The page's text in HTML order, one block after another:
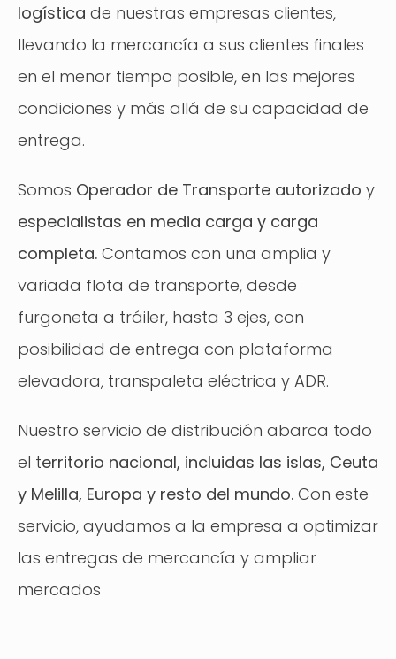
logística de nuestras empresas clientes,
llevando la mercancía a sus clientes finales
en el menor tiempo posible, en las mejores
condiciones y más allá de su capacidad de
entrega.
Somos Operador de Transporte autorizado y
especialistas en media carga y carga
completa. Contamos con una amplia y
variada flota de transporte, desde
furgoneta a tráiler, hasta 3 ejes, con
posibilidad de entrega con plataforma
elevadora, transpaleta eléctrica y ADR.
Nuestro servicio de distribución abarca todo
el territorio nacional, incluidas las islas, Ceuta
y Melilla, Europa y resto del mundo. Con este
servicio, ayudamos a la empresa a optimizar
las entregas de mercancía y ampliar
mercados